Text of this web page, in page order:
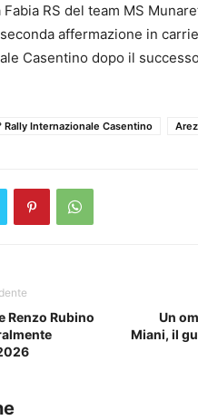
Fabia RS del team MS
affermazione in
Casentino dopo il
Rally Internazionale Casentino
Renzo Rubino
Un
Miani, il